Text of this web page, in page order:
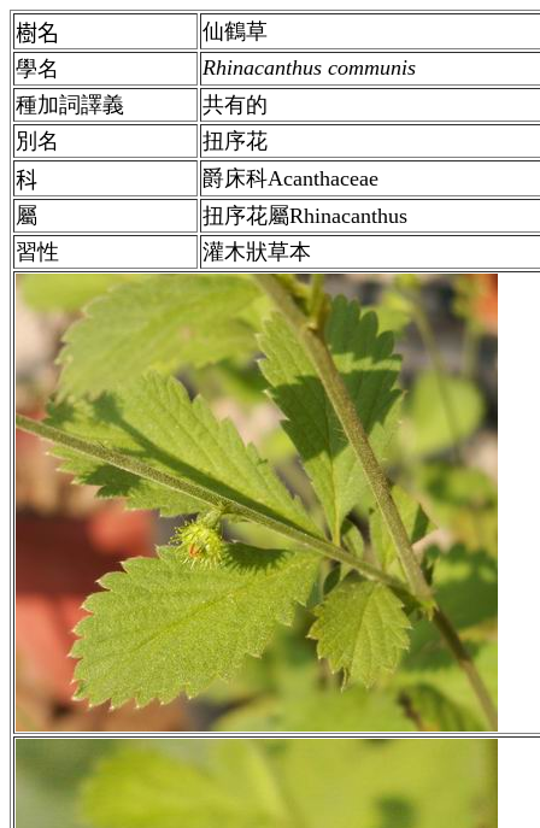
樹名
仙鶴草
學名
Rhinacanthus communis
種加詞譯義
共有的
別名
扭序花
科
爵床科Acanthaceae
屬
扭序花屬Rhinacanthus
習性
灌木狀草本